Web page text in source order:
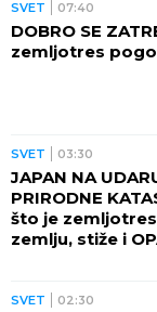
SVET 07:40
DOBRO SE
zemljotres
SVET 03:30
JAPAN NA
PRIRODNE
što je
zemlju, stiže i
SVET 02:30